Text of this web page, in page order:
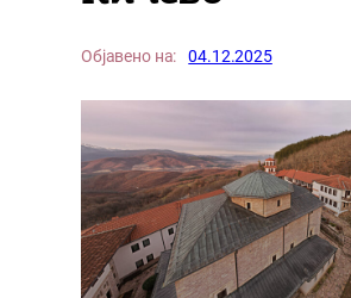
Објавено на: 04.12.2025